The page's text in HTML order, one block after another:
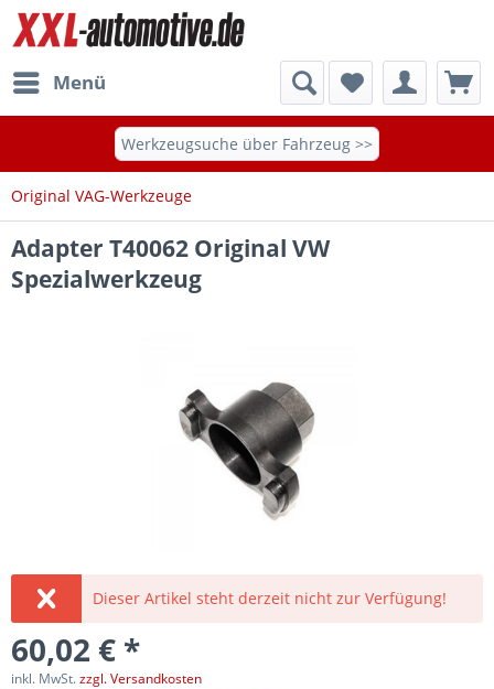
Menü
Werkzeugsuche über Fahrzeug >>
Original VAG-Werkzeuge
Adapter T40062 Original VW
Spezialwerkzeug
Dieser Artikel steht derzeit nicht zur Verfügung!
60,02 € *
inkl. MwSt.zzgl. Versandkosten